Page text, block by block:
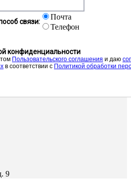
связи:
Почта
Телефон
конфиденциальности
Пользовательского соглашения и даю
в соответствии с Политикой обработки
9